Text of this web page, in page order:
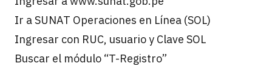
Ir a SUNAT Operaciones en Línea (SOL)
Ingresar con RUC, usuario y Clave SOL
Buscar el módulo “T-Registro”